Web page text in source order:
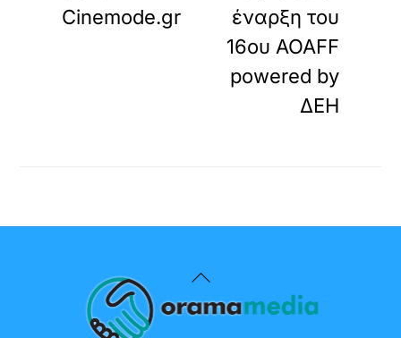
Cinemode.gr
έναρξη του
16ου AOAFF
powered by
ΔΕΗ
Back
To